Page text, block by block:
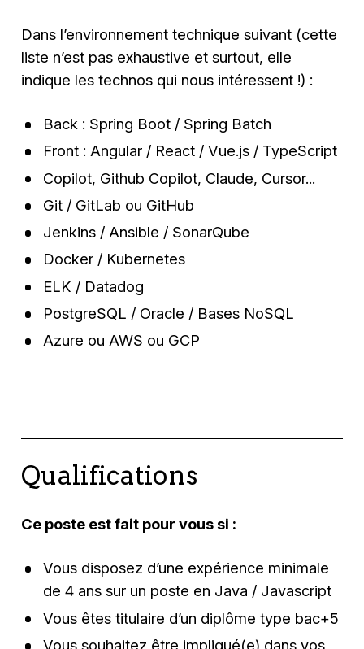
Dans l’environnement technique suivant (cette
liste n’est pas exhaustive et surtout, elle
indique les technos qui nous intéressent !) :
Back : Spring Boot / Spring Batch
Front : Angular / React / Vue.js / TypeScript
Copilot, Github Copilot, Claude, Cursor...
Git / GitLab ou GitHub
Jenkins / Ansible / SonarQube
Docker / Kubernetes
ELK / Datadog
PostgreSQL / Oracle / Bases NoSQL
Azure ou AWS ou GCP
Qualifications
Ce poste est fait pour vous si :
Vous disposez d’une expérience minimale
de 4 ans sur un poste en Java / Javascript
Vous êtes titulaire d’un diplôme type bac+5
Vous souhaitez être impliqué(e) dans vos